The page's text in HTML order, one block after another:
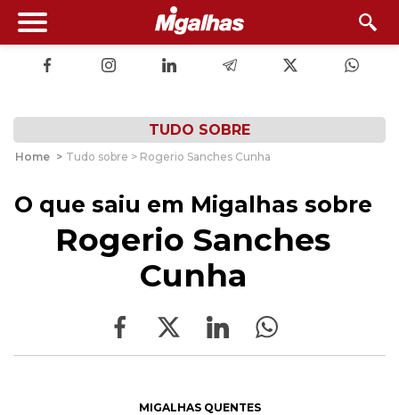
TUDO SOBRE
Home > Tudo sobre > Rogerio Sanches Cunha
O que saiu em Migalhas sobre
Rogerio Sanches
Cunha
MIGALHAS QUENTES